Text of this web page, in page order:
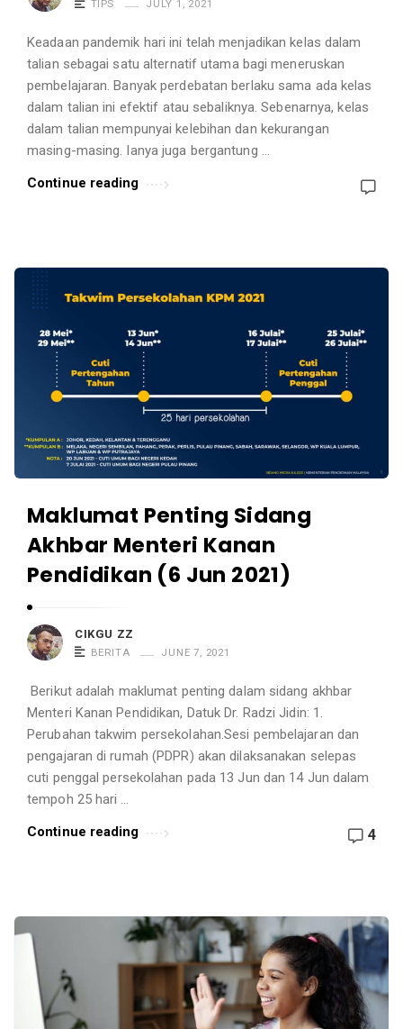
TIPS JULY 1, 2021
Keadaan pandemik hari ini telah menjadikan kelas dalam
talian sebagai satu alternatif utama bagi meneruskan
pembelajaran. Banyak perdebatan berlaku sama ada kelas
dalam talian ini efektif atau sebaliknya. Sebenarnya, kelas
dalam talian mempunyai kelebihan dan kekurangan
masing-masing. Ianya juga bergantung …
Continue reading
Maklumat Penting Sidang
Akhbar Menteri Kanan
Pendidikan (6 Jun 2021)
CIKGU ZZ
BERITA JUNE 7, 2021
Berikut adalah maklumat penting dalam sidang akhbar
Menteri Kanan Pendidikan, Datuk Dr. Radzi Jidin: 1.
Perubahan takwim persekolahan.Sesi pembelajaran dan
pengajaran di rumah (PDPR) akan dilaksanakan selepas
cuti penggal persekolahan pada 13 Jun dan 14 Jun dalam
tempoh 25 hari …
Continue reading
4